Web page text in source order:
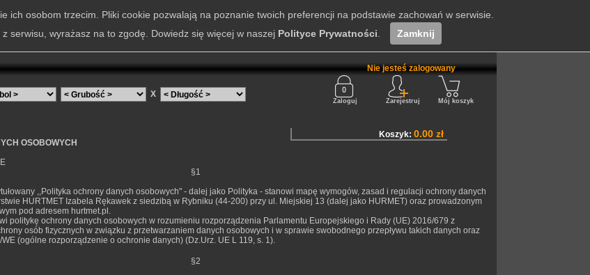
X
Nie jesteś zalogowany
Zaloguj Zarejestruj Mój koszyk
OSOBOWYCH
§1
,,Polityka ochrony danych osobowych" - dalej jako Polityka - stanowi mapę wymogów, zasad i regulacji ochrony danych
HURTMET Izabela Rękawek z siedzibą w Rybniku (44-200) przy ul. Miejskiej 13 (dalej jako HURMET) oraz prowadzonym
pod adresem hurtmet.pl.
politykę ochrony danych osobowych w rozumieniu rozporządzenia Parlamentu Europejskiego i Rady (UE) 2016/679 z
osób fizycznych w związku z przetwarzaniem danych osobowych i w sprawie swobodnego przepływu takich danych oraz
(ogólne rozporządzenie o ochronie danych) (Dz.Urz. UE L 119, s. 1).
§2
Koszyk: 0.00 zł
ich osobom trzecim. Pliki cookie pozwalają na poznanie twoich preferencji na podstawie zachowań w serwisie.
serwisu, wyrażasz na to zgodę. Dowiedz się więcej w naszej Polityce Prywatności Zamknij